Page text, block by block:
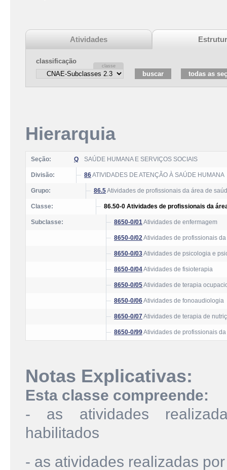
Atividades
classificação
Hierarquia
Seção: Q SAÚDE HUMANA E SERVIÇOS SOCIAIS
Divisão: 86ATIVIDADES DE ATENÇÃO À SAÚDE HUMANA
Grupo: 86.5Atividades de profissionais da área de
Classe: 86.50-0 Atividades de profissionais da
Subclasse: 8650-0/01Atividades de enfermagem
8650-0/02Atividades de profissionais
8650-0/03Atividades de psicologia e
8650-0/04Atividades de fisioterapia
8650-0/05Atividades de terapia
8650-0/06Atividades de fonoaudiologia
8650-0/07Atividades de terapia de
8650-0/99Atividades de profissionais
Notas Explicativas:
Esta classe compreende:
- as atividades
habilitados
- as atividades realizadas